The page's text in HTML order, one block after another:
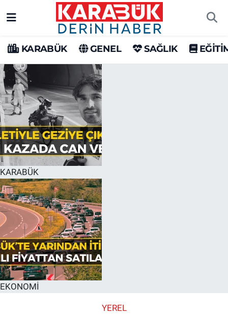
KARABÜK GENEL SAĞLIK
KARABÜK
EKONOMİ
YEREL
Karabük Hava Durumu
Karabük Trafik Yoğunluk Haritası
Süper Lig Puan Durumu ve Fikstür
Tüm Manşetler
Son Dakika Haberleri
Haber Arşivi